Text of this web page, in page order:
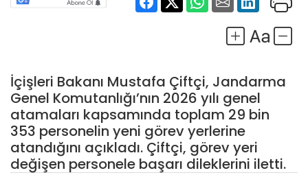
İçişleri Bakanı Mustafa Çiftçi, Jandarma
Genel Komutanlığı’nın 2026 yılı genel
atamaları kapsamında toplam 29 bin
353 personelin yeni görev yerlerine
atandığını açıkladı. Çiftçi, görev yeri
değişen personele başarı dileklerini iletti.